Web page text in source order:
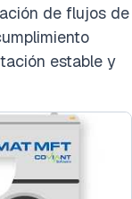
de flujos de
estable y